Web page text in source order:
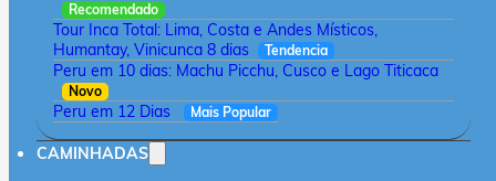
Recomendado
Tour Inca Total: Lima, Costa e Andes Místicos,
Humantay, Vinicunca 8 dias
Tendencia
Peru em 10 dias: Machu Picchu, Cusco e Lago Titicaca
Novo
Peru em 12 Dias Mais Popular
CAMINHADAS